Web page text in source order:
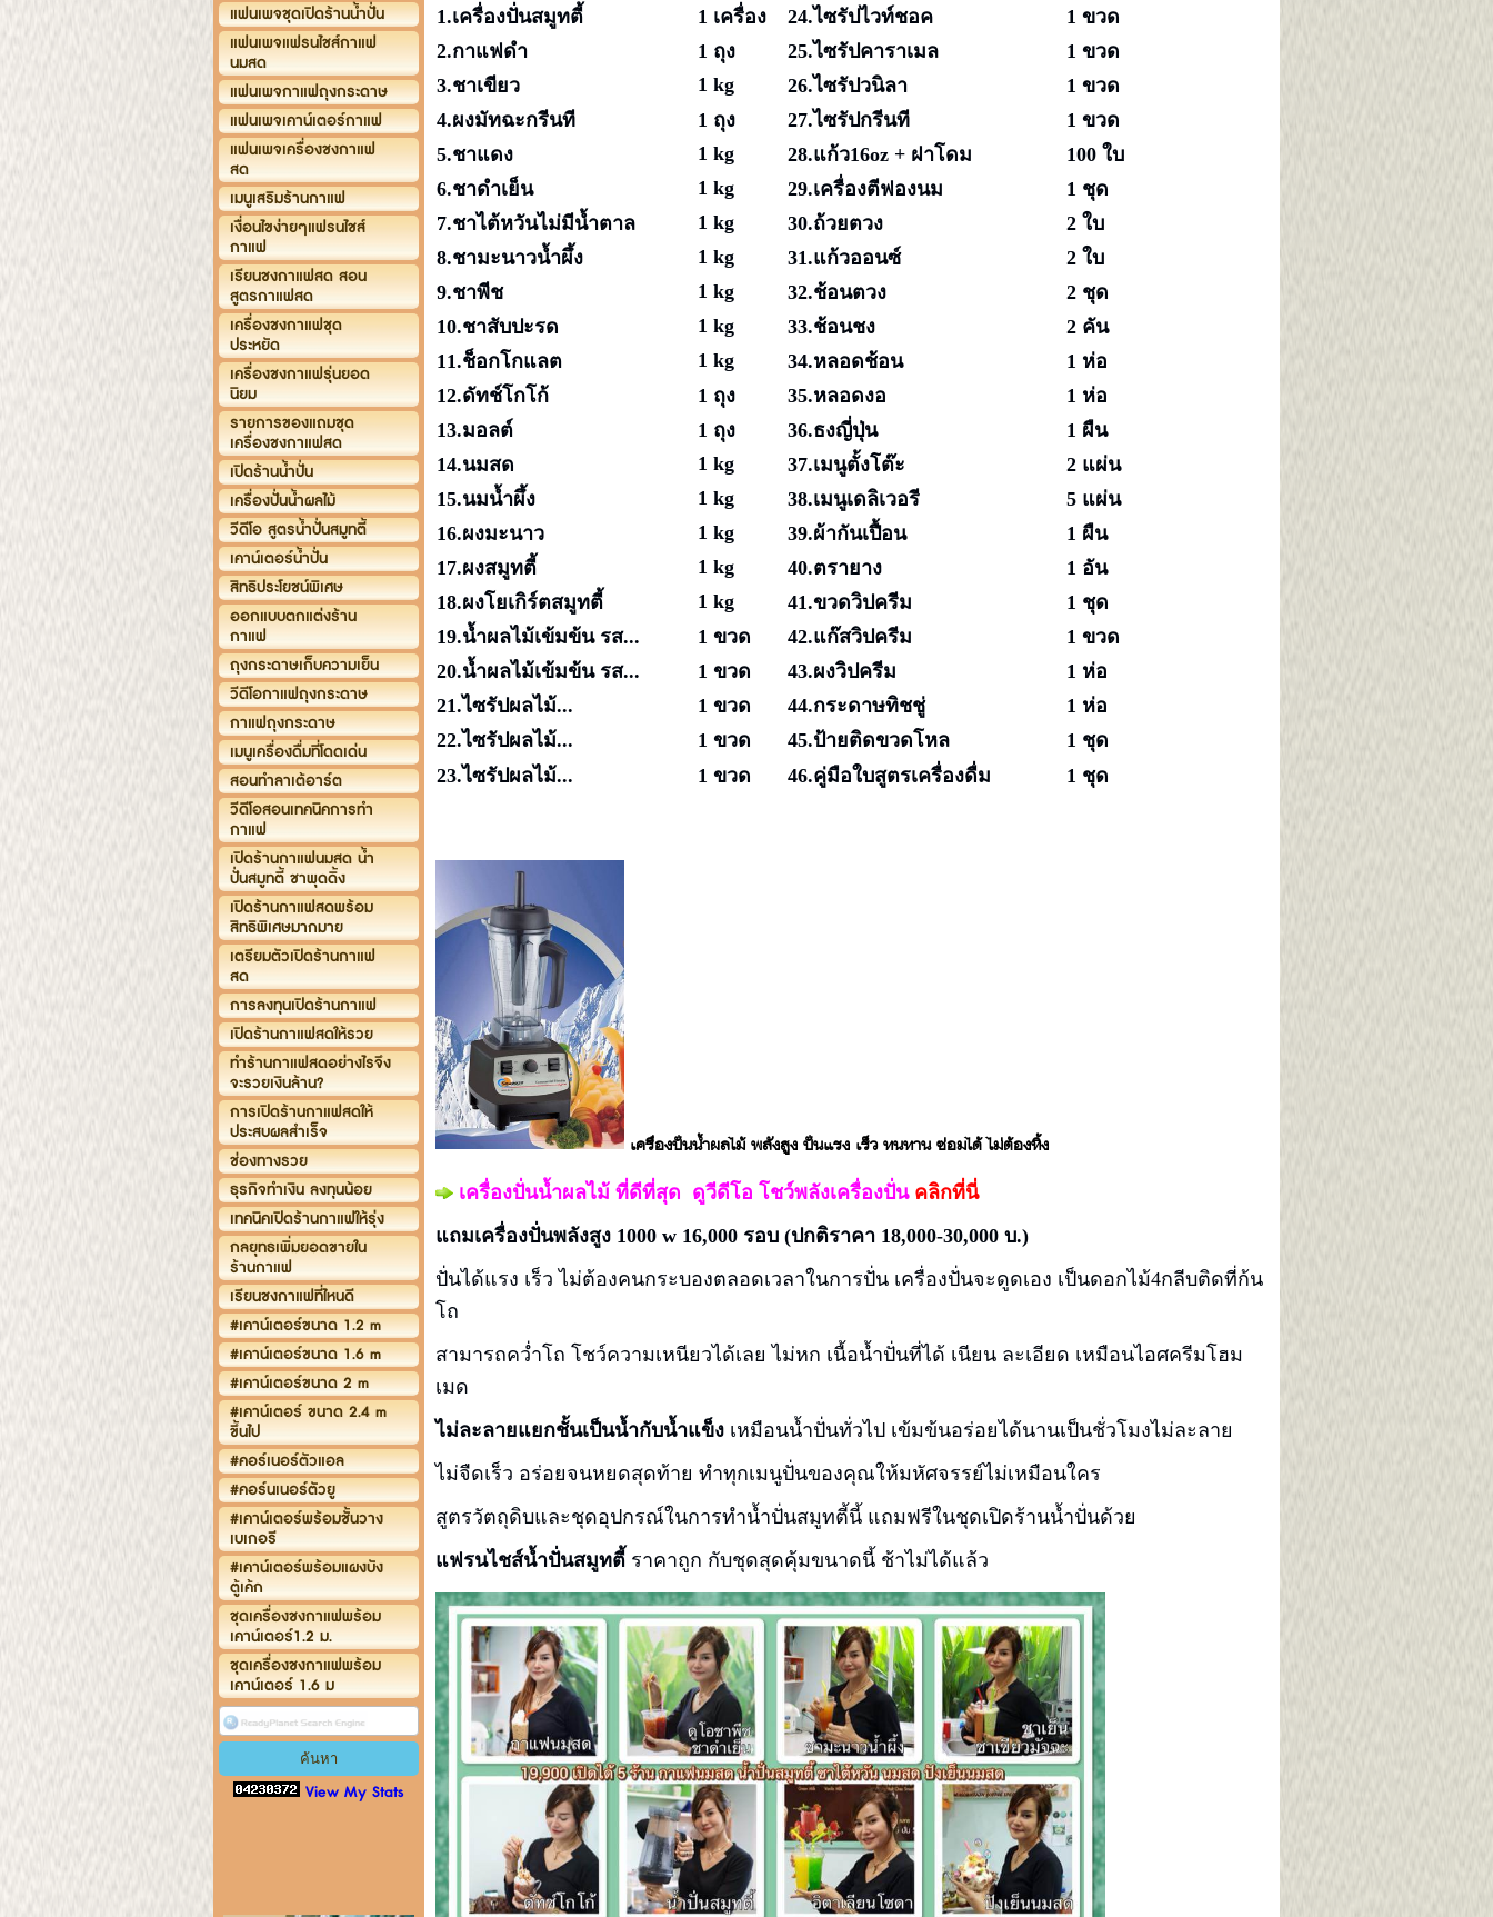
แฟนเพจชุดเปิดร้านน้ำปั่น
แฟนเพจแฟรนไชส์กาแฟ
นมสด
แฟนเพจกาแฟถุงกระดาษ
แฟนเพจเคาน์เตอร์กาแฟ
แฟนเพจเครื่องชงกาแฟ
สด
เมนูเสริมร้านกาแฟ
เงื่อนไขง่ายๆแฟรนไชส์
กาแฟ
เรียนชงกาแฟสด สอน
สูตรกาแฟสด
เครื่องชงกาแฟชุด
ประหยัด
เครื่องชงกาแฟรุ่นยอด
นิยม
รายการของแถมชุด
เครื่องชงกาแฟสด
เปิดร้านน้ำปั่น
เครื่องปั่นน้ำผลไม้
วีดีโอ สูตรน้ำปั่นสมูทตี้
เคาน์เตอร์น้ำปั่น
สิทธิประโยชน์พิเศษ
ออกแบบตกแต่งร้าน
กาแฟ
ถุงกระดาษเก็บความเย็น
วีดีโอกาแฟถุงกระดาษ
กาแฟถุงกระดาษ
เมนูเครื่องดื่มที่โดดเด่น
สอนทำลาเต้อาร์ต
วีดีโอสอนเทคนิคการทำ
กาแฟ
เปิดร้านกาแฟนมสด น้ำ
ปั่นสมูทตี้ ชาพุดดิ้ง
เปิดร้านกาแฟสดพร้อม
สิทธิพิเศษมากมาย
เตรียมตัวเปิดร้านกาแฟ
สด
การลงทุนเปิดร้านกาแฟ
เปิดร้านกาแฟสดให้รวย
ทำร้านกาแฟสดอย่างไรจึง
จะรวยเงินล้าน?
การเปิดร้านกาแฟสดให้
ประสบผลสำเร็จ
ช่องทางรวย
ธุรกิจทำเงิน ลงทุนน้อย
เทคนิคเปิดร้านกาแฟให้รุ่ง
กลยุทธเพิ่มยอดขายใน
ร้านกาแฟ
เรียนชงกาแฟที่ไหนดี
#เคาน์เตอร์ขนาด 1.2 m
#เคาน์เตอร์ขนาด 1.6 m
#เคาน์เตอร์ขนาด 2 m
#เคาน์เตอร์ ขนาด 2.4 m
ขึ้นไป
#คอร์เนอร์ตัวแอล
#คอร์นเนอร์ตัวยู
#เคาน์เตอร์พร้อมชั้นวาง
เบเกอรี
#เคาน์เตอร์พร้อมแผงบัง
ตู้เค้ก
ชุดเครื่องชงกาแฟพร้อม
เคาน์เตอร์1.2 ม.
ชุดเครื่องชงกาแฟพร้อม
เคาน์เตอร์ 1.6 ม
View My Stats
1.เครื่องปั่นสมูทตี้ 1 เครื่อง 24.ไซรัปไวท์ชอค
1 ขวด
2.กาแฟดำ
1 ถุง 25.ไซรัปคาราเมล
1 ขวด
3.ชาเขียว
1 kg 26.ไซรัปวนิลา
1 ขวด
4.ผงมัทฉะกรีนที
1 ถุง 27.ไซรัปกรีนที
1 ขวด
5.ชาแดง
1 kg 28.แก้ว16oz + ฝาโดม
100 ใบ
6.ชาดำเย็น
1 kg 29.เครื่องตีฟองนม
1 ชุด
7.ชาไต้หวันไม่มีน้ำตาล
1 kg 30.ถ้วยตวง
2 ใบ
8.ชามะนาวน้ำผึ้ง
1 kg 31.แก้วออนซ์
2 ใบ
9.ชาพีช
1 kg 32.ช้อนตวง
2 ชุด
10.ชาสับปะรด
1 kg 33.ช้อนชง
2 คัน
11.ช็อกโกแลต
1 kg 34.หลอดช้อน
1 ห่อ
12.ดัทช์โกโก้
1 ถุง 35.หลอดงอ
1 ห่อ
13.มอลต์
1 ถุง 36.ธงญี่ปุ่น
1 ผืน
14.นมสด
1 kg 37.เมนูตั้งโต๊ะ
2 แผ่น
15.นมน้ำผึ้ง
1 kg 38.เมนูเดลิเวอรี
5 แผ่น
16.ผงมะนาว
1 kg 39.ผ้ากันเปื้อน
1 ผืน
17.ผงสมูทตี้
1 kg 40.ตรายาง
1 อัน
18.ผงโยเกิร์ตสมูทตี้
1 kg 41.ขวดวิปครีม
1 ชุด
19.น้ำผลไม้เข้มข้น รส...
1 ขวด 42.แก๊สวิปครีม
1 ขวด
20.น้ำผลไม้เข้มข้น รส...
1 ขวด 43.ผงวิปครีม
1 ห่อ
21.ไซรัปผลไม้...
1 ขวด 44.กระดาษทิชชู่
1 ห่อ
22.ไซรัปผลไม้... 1 ขวด 45.ป้ายติดขวดโหล
1 ชุด
23.ไซรัปผลไม้... 1 ขวด 46.คู่มือใบสูตรเครื่องดื่ม 1 ชุด
เครื่องปั่นน้ำผลไม้ พลังสูง ปั่นแรง เร็ว ทนทาน ซ่อมได้ ไม่ต้องทิ้ง
เครื่องปั่นน้ำผลไม้ ที่ดีที่สุด ดูวีดีโอ โชว์พลังเครื่องปั่น คลิกที่นี่
แถมเครื่องปั่นพลังสูง 1000 w 16,000 รอบ (ปกติราคา 18,000-30,000 บ.)
ปั่นได้แรง เร็ว ไม่ต้องคนกระบองตลอดเวลาในการปั่น เครื่องปั่นจะดูดเอง เป็นดอกไม้4กลีบติดที่ก้น
โถ
สามารถคว่ำโถ โชว์ความเหนียวได้เลย ไม่หก เนื้อน้ำปั่นที่ได้ เนียน ละเอียด เหมือนไอศครีมโฮม
เมด
ไม่ละลายแยกชั้นเป็นน้ำกับน้ำแข็ง เหมือนน้ำปั่นทั่วไป เข้มข้นอร่อยได้นานเป็นชั่วโมงไม่ละลาย
ไม่จืดเร็ว อร่อยจนหยดสุดท้ายทำทุกเมนูปั่นของคุณให้มหัศจรรย์ไม่เหมือนใคร
สูตรวัตถุดิบและชุดอุปกรณ์ในการทำน้ำปั่นสมูทตี้นี้ แถมฟรีในชุดเปิดร้านน้ำปั่นด้วย
แฟรนไชส์น้ำปั่นสมูทตี้ ราคาถูก กับชุดสุดคุ้มขนาดนี้ ช้าไม่ได้แล้ว